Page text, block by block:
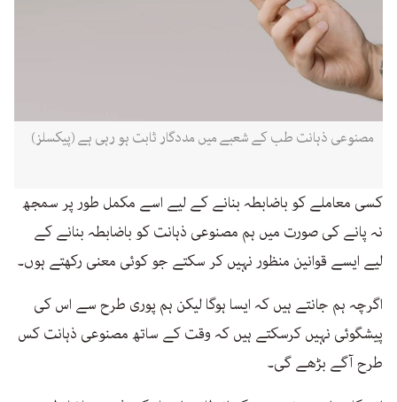
مصنوعی ذہانت طب کے شعبے میں مددگار ثابت ہو رہی ہے (پیکسلز)
کسی معاملے کو باضابطہ بنانے کے لیے اسے مکمل طور پر سمجھ
نہ پانے کی صورت میں ہم مصنوعی ذہانت کو باضابطہ بنانے کے
لیے ایسے قوانین منظور نہیں کر سکتے جو کوئی معنی رکھتے ہوں۔
اگرچہ ہم جانتے ہیں کہ ایسا ہوگا لیکن ہم پوری طرح سے اس کی
پیشگوئی نہیں کرسکتے ہیں کہ وقت کے ساتھ مصنوعی ذہانت کس
طرح آگے بڑھے گی۔